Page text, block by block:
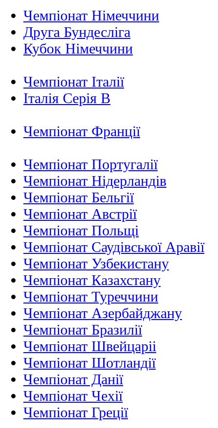
Чемпіонат Німеччини
Друга Бундесліга
Кубок Німеччини
Чемпіонат Італії
Італія Серія B
Чемпіонат Франції
Чемпіонат Португалії
Чемпіонат Нідерландiв
Чемпіонат Бельгії
Чемпіонат Австрії
Чемпіонат Польщі
Чемпіонат Саудівської Аравії
Чемпіонат Узбекистану
Чемпіонат Казахстану
Чемпіонат Туреччини
Чемпіонат Азербайджану
Чемпіонат Бразилії
Чемпіонат Швейцаріі
Чемпіонат Шотландії
Чемпіонат Данії
Чемпіонат Чехії
Чемпіонат Греції